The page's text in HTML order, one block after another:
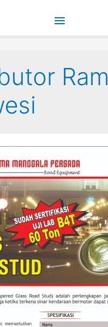
Main